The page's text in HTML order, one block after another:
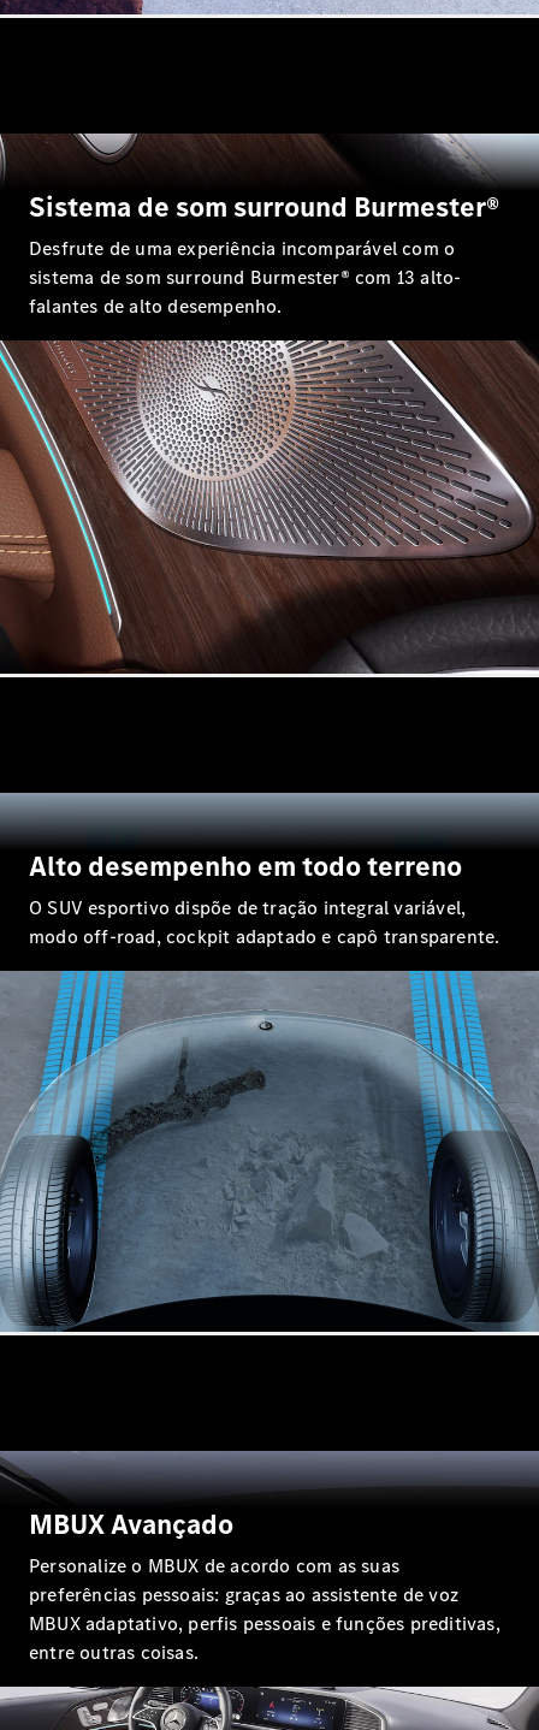
GLC Coupé
Test drive
Showroom
Online
Hatchback
Classe A
Hatchback
Configurador
Test drive
Showroom
Online
Coupés
Todos os
Coupés
CLA Coupé
Mercedes-
AMG GT
Mercedes-
AMG GT 4
portas
Coupé
Configurador
Test drive
Showroom
Online
Cabriolets / Roadster
Mercedes-
AMG SL
Roadster
Configurador
Test drive
Showroom
Online
Sistema de som surround Burmester®
Desfrute de uma experiência incomparável com o
sistema de som surround Burmester® com 13 alto-
falantes de alto desempenho.
Alto desempenho em todo terreno
O SUV esportivo dispõe de tração integral variável,
modo off-road, cockpit adaptado e capô transparente.
MBUX Avançado
Personalize o MBUX de acordo com as suas
preferências pessoais: graças ao assistente de voz
MBUX adaptativo, perfis pessoais e funções preditivas,
entre outras coisas.